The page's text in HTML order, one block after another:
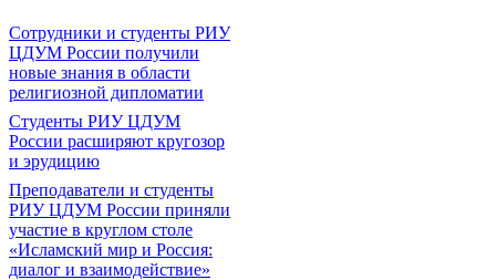
Сотрудники и студенты РИУ
ЦДУМ России получили
новые знания в области
религиозной дипломатии
Студенты РИУ ЦДУМ
России расширяют кругозор
и эрудицию
Преподаватели и студенты
РИУ ЦДУМ России приняли
участие в круглом столе
«Исламский мир и Россия:
диалог и взаимодействие»